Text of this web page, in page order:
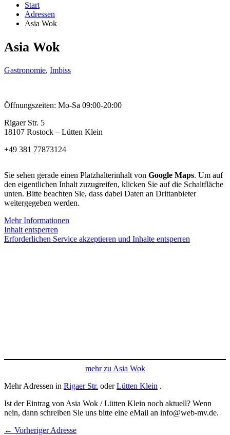
Start
Adressen
Asia Wok
Asia Wok
Gastronomie, Imbiss
Öffnungszeiten: Mo-Sa 09:00-20:00
Rigaer Str. 5
18107 Rostock – Lütten Klein
+49 381 77873124
Sie sehen gerade einen Platzhalterinhalt von Google Maps. Um auf
den eigentlichen Inhalt zuzugreifen, klicken Sie auf die Schaltfläche
unten. Bitte beachten Sie, dass dabei Daten an Drittanbieter
weitergegeben werden.
Mehr Informationen
Inhalt entsperren
Erforderlichen Service akzeptieren und Inhalte entsperren
mehr zu Asia Wok
Mehr Adressen in Rigaer Str. oderLütten Klein .
Ist der Eintrag von Asia Wok / Lütten Klein noch aktuell? Wenn
nein, dann schreiben Sie uns bitte eine eMail an info@web-mv.de.
← Vorheriger Adresse